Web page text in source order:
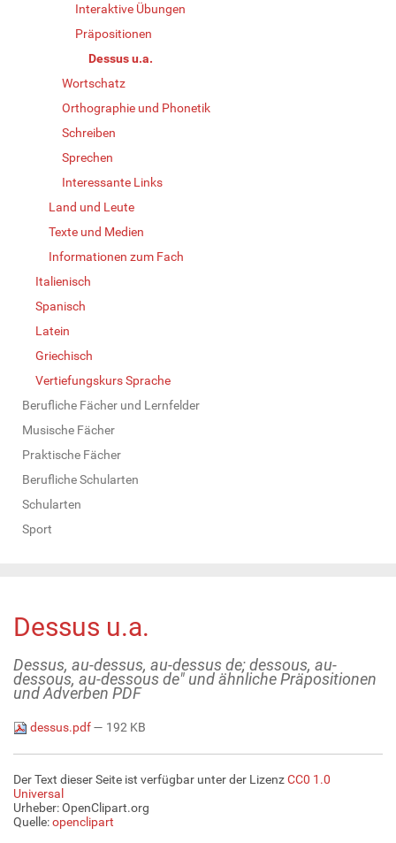
Interaktive Übungen
Präpositionen
Dessus u.a.
Wortschatz
Orthographie und Phonetik
Schreiben
Sprechen
Interessante Links
Land und Leute
Texte und Medien
Informationen zum Fach
Italienisch
Spanisch
Latein
Griechisch
Vertiefungskurs Sprache
Berufliche Fächer und Lernfelder
Musische Fächer
Praktische Fächer
Berufliche Schularten
Schularten
Sport
Dessus u.a.
Dessus, au-dessus, au-dessus de; dessous, au-
dessous, au-dessous de" und ähnliche Präpositionen
und Adverben PDF
dessus.pdf— 192 KB
Der Text dieser Seite ist verfügbar unter der LizenzCC0 1.0
Universal
Urheber: OpenClipart.org
Quelle:openclipart